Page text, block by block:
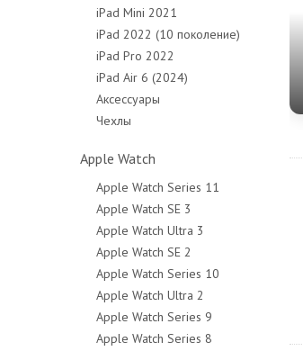
iPad Mini 2021
iPad 2022 (10 поколение)
iPad Pro 2022
iPad Air 6 (2024)
Аксессуары
Чехлы
Apple Watch
Apple Watch Series 11
Apple Watch SE 3
Apple Watch Ultra 3
Apple Watch SE 2
Apple Watch Series 10
Apple Watch Ultra 2
Apple Watch Series 9
Apple Watch Series 8